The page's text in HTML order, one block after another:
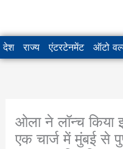
देश राज्य एंटरटेनमेंट ऑटो
ओला ने लॉन्च किया
एक चार्ज में मुंबई